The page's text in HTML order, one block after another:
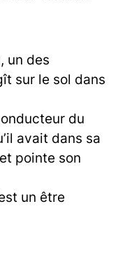
un des
sur le sol dans
du
avait dans sa
pointe son
un être